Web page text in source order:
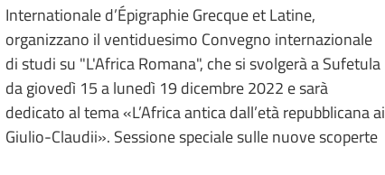
Internationale d’Épigraphie Grecque et Latine,
organizzano il ventiduesimo Convegno internazionale
di studi su "L'Africa Romana", che si svolgerà a Sufetula
da giovedì 15 a lunedì 19 dicembre 2022 e sarà
dedicato al tema «L’Africa antica dall’età repubblicana ai
Giulio-Claudii». Sessione speciale sulle nuove scoperte